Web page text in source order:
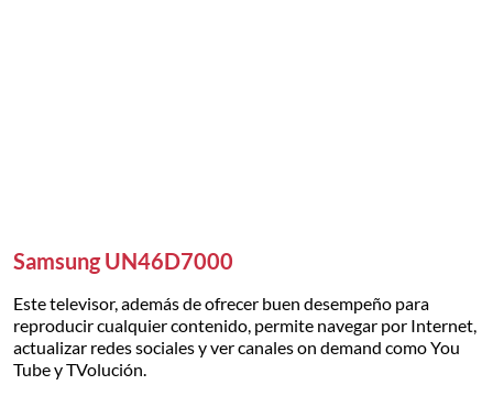
Samsung UN46D7000
Este televisor, además de ofrecer buen desempeño para
reproducir cualquier contenido, permite navegar por Internet,
actualizar redes sociales y ver canales on demand como You
Tube y TVolución.